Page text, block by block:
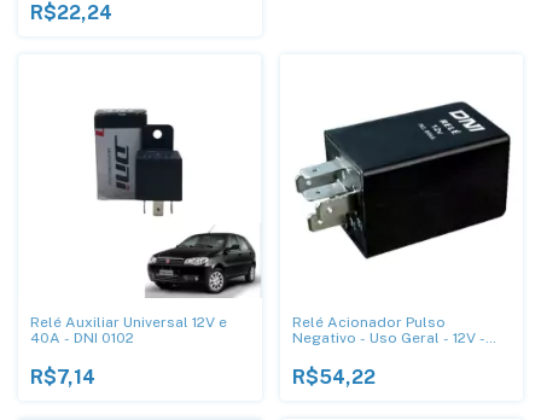
R$22,24
Relé Auxiliar Universal 12V e
40A - DNI 0102
R$7,14
Relé Acionador Pulso
Negativo - Uso Geral - 12V -
R$54,22